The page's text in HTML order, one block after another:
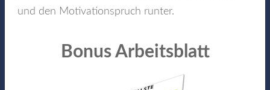
und den Motivationspruch runter.
Bonus Arbeitsblatt